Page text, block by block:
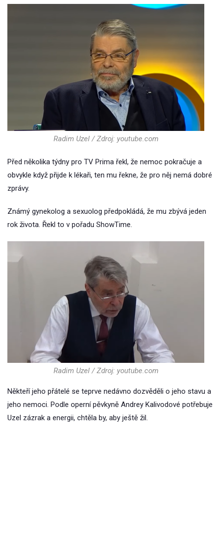
Radim Uzel / Zdroj: youtube.com
Před několika týdny pro TV Prima řekl, že nemoc pokračuje a
obvykle když přijde k lékaři, ten mu řekne, že pro něj nemá dobré
zprávy.
Známý gynekolog a sexuolog předpokládá, že mu zbývá jeden
rok života. Řekl to v pořadu ShowTime.
Radim Uzel / Zdroj: youtube.com
Někteří jeho přátelé se teprve nedávno dozvěděli o jeho stavu a
jeho nemoci. Podle operní pěvkyně Andrey Kalivodové potřebuje
Uzel zázrak a energii, chtěla by, aby ještě žil.